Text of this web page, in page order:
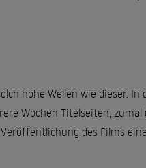
hohe Wellen wie dieser. In
Wochen Titelseiten,
des Films